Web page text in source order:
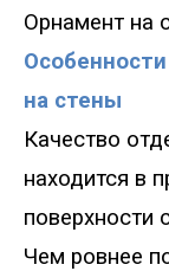
Орнамент на
на стены
Качество
находится в
поверхности
Чем ровнее